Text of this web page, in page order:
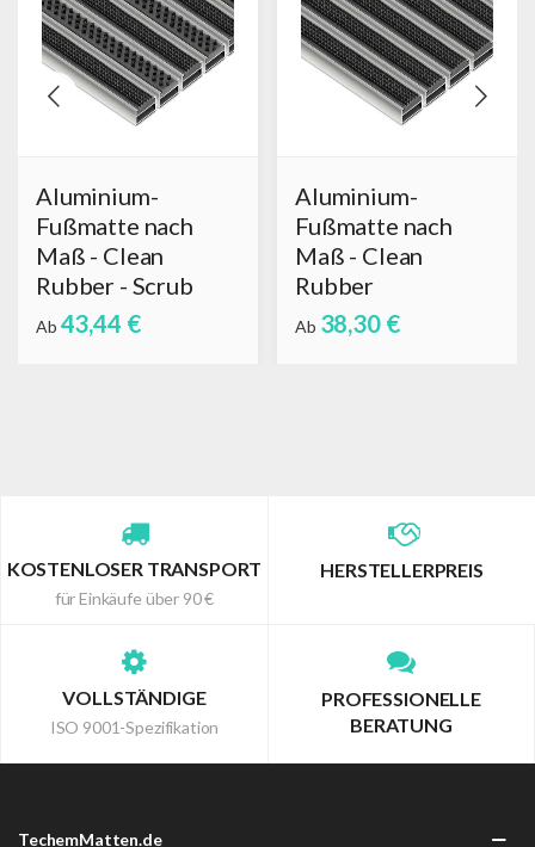
Aluminium-
Fußmatte nach
Maß - Clean
Rubber - Scrub
Ab 43,44 €
Aluminium-
Fußmatte nach
Maß - Clean
Rubber
Ab 38,30 €
KOSTENLOSER TRANSPORT
für Einkäufe über 90 €
HERSTELLERPREIS
VOLLSTÄNDIGE
ISO 9001-Spezifikation
PROFESSIONELLE
BERATUNG
TechemMatten.de